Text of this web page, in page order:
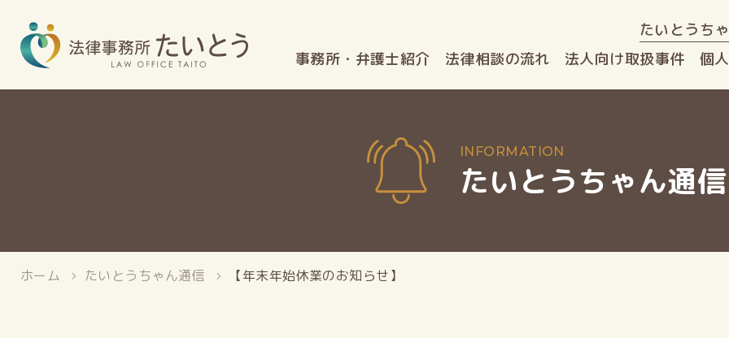
事務所・ 弁護士紹介 法律相談の流れ 法人向け取扱事件 個
たいとうち
たいとうちゃん通信
ホーム たいとうちゃん通信 【年末年始休業のお知らせ】